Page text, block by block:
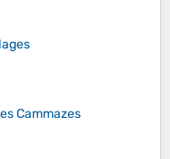
Cammazes